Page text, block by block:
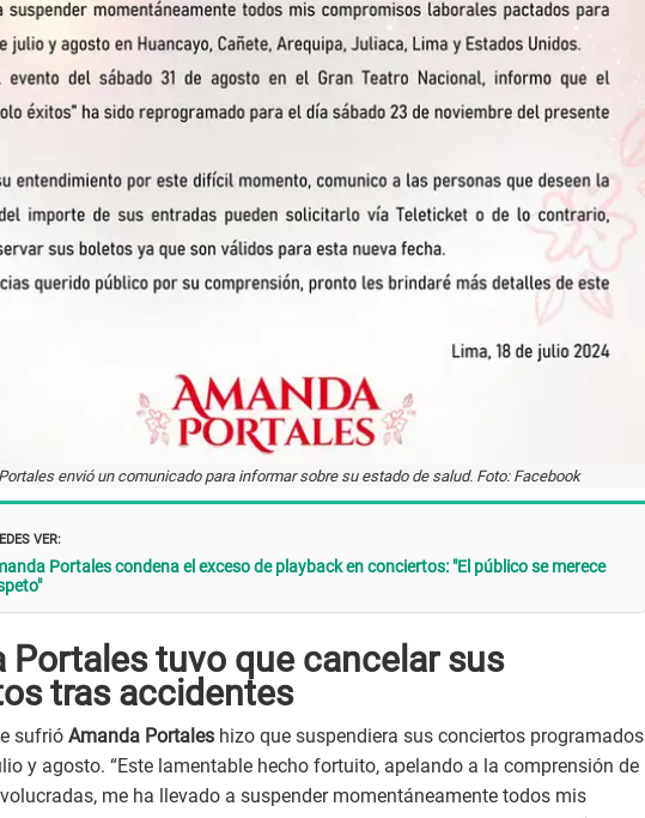
envió un comunicado para informar sobre su estado de salud. Foto: Facebook
VER:
Portales condena el exceso de playback en conciertos: "El público se merece
Portales tuvo que cancelar sus
tras accidentes
sufrió Amanda Portales hizo que suspendiera sus conciertos programados
y agosto. “Este lamentable hecho fortuito, apelando a la comprensión de
me ha llevado a suspender momentáneamente todos mis